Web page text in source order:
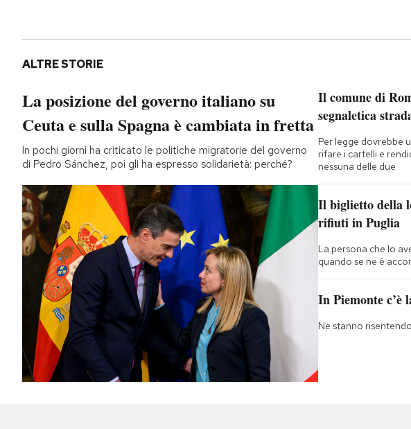
ALTRE STORIE
La posizione del governo italiano su
Ceuta e sulla Spagna è cambiata in fretta
In pochi giorni ha criticato le politiche migratorie del governo
di Pedro Sánchez, poi gli ha espresso solidarietà: perché?
Il comune di
segnaletica
Per legge dovrebbe
rifare i cartelli e
nessuna delle due
Il biglietto della
rifiuti in Puglia
La persona che lo
quando se ne è
In Piemonte c’è
Ne stanno